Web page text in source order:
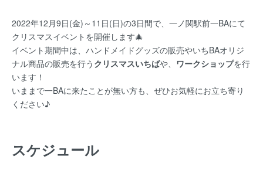
2022年12月9日(金)～11日(日)の3日間で、一ノ関駅前一BAにて
クリスマスイベントを開催します🎄
イベント期間中は、ハンドメイドグッズの販売やいちBAオリジ
ナル商品の販売を行う クリスマスいちばや、 ワークショップを行
います！
いままで一BAに来たことが無い方も、ぜひお気軽にお立ち寄り
ください♪
スケジュール